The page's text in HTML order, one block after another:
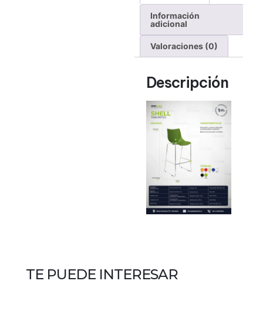
Información
adicional
Valoraciones (0)
Descripción
TE PUEDE INTERESAR